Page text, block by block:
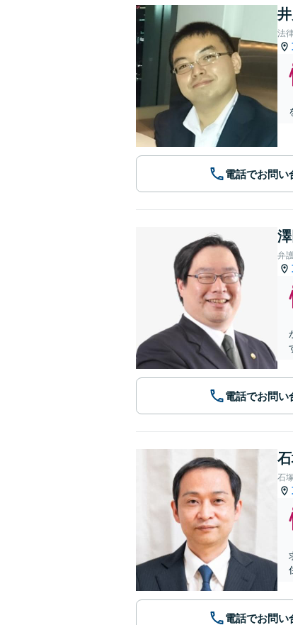
法
電話でお問い
弁
電話でお問い
石
電話でお問い